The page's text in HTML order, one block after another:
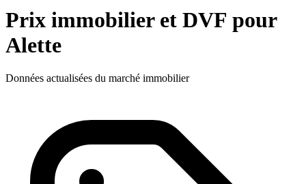
Prix immobilier et DVF pour
Alette
Données actualisées du marché immobilier